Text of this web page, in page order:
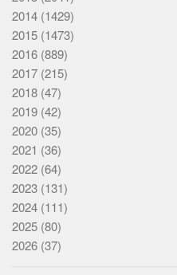
2014 (1429)
2015 (1473)
2016 (889)
2017 (215)
2018 (47)
2019 (42)
2020 (35)
2021 (36)
2022 (64)
2023 (131)
2024 (111)
2025 (80)
2026 (37)